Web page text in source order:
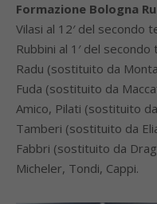
Formazione Bologna
Vilasi al 12′ del secondo
Rubbini al 1′ del
Radu (sostituito da
Fuda (sostituito da
Amico, Pilati (sostituito
Tamberi (sostituito da
Fabbri (sostituito da
Micheler, Tondi, Cappi.